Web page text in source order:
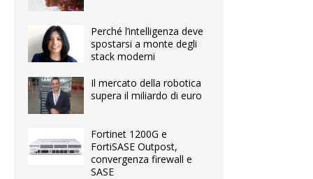
Perché l’intelligenza deve
spostarsi a monte degli
stack moderni
Il mercato della robotica
supera il miliardo di euro
Fortinet 1200G e
FortiSASE Outpost,
convergenza firewall e
SASE